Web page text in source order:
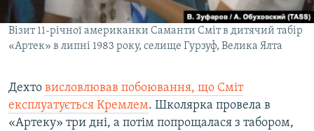
Візит 11-річної американки Саманти Сміт в дитячий табір
«Артек» в липні 1983 року, селище Гурзуф, Велика Ялта
Дехто висловлював побоювання, що Сміт
експлуатується Кремлем. Школярка провела в
«Артеку» три дні, а потім попрощалася з табором,